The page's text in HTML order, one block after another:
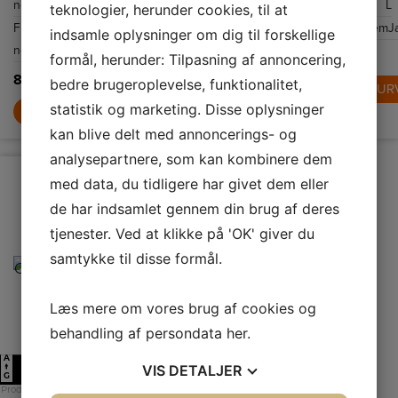
så dit kabinet er
tilpasset dine
behov.
netto
L
Frysekapacitet
netto
110
8.999,-
LÆG I KURV
netto
L
AfrimningssystemNoFrost
7.999,-
LÆG I KURV
L
Afrimningssystem
7.999,-
LÆG I
A
↑
G
Produktdatablad
teknologier, herunder cookies, til at
indsamle oplysninger om dig til forskellige
formål, herunder: Tilpasning af annoncering,
bedre brugeroplevelse, funktionalitet,
statistik og marketing. Disse oplysninger
kan blive delt med annoncerings- og
analysepartnere, som kan kombinere dem
med data, du tidligere har givet dem eller
de har indsamlet gennem din brug af deres
tjenester. Ved at klikke på 'OK' giver du
samtykke til disse formål.
Læs mere om vores brug af cookies og
behandling af persondata her.
VIS DETALJER